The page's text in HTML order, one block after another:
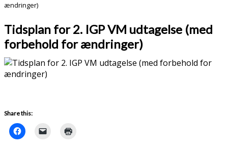
ændringer)
Tidsplan for 2. IGP VM udtagelse (med
forbehold for ændringer)
Share this: